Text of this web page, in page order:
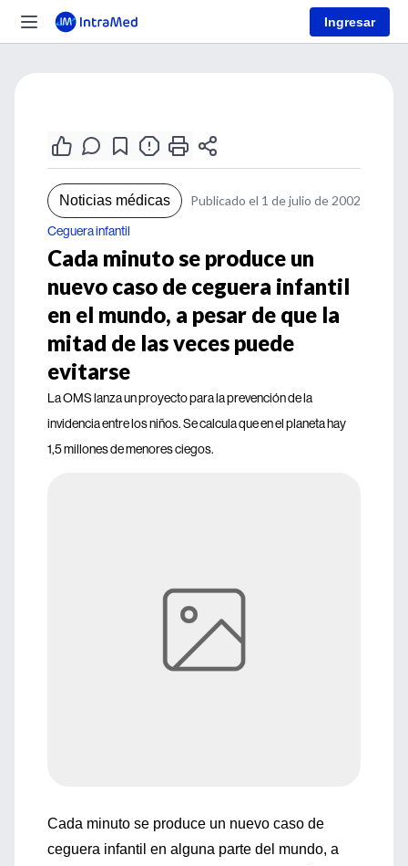
Ingresar
Noticias médicas Publicado el 1 de julio de 2002
Ceguera infantil
Cada minuto se produce un
nuevo caso de ceguera infantil
en el mundo, a pesar de que la
mitad de las veces puede
evitarse
La OMS lanza un proyecto para la prevención de la
invidencia entre los niños. Se calcula que en el planeta hay
1,5 millones de menores ciegos.
Cada minuto se produce un nuevo caso de
ceguera infantil en alguna parte del mundo, a